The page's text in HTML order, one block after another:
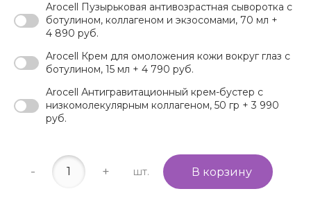
Arocell Пузырьковая антивозрастная сыворотка с
ботулином, коллагеном и экзосомами, 70 мл +
4 890 руб.
Arocell Крем для омоложения кожи вокруг глаз с
ботулином, 15 мл + 4 790 руб.
Arocell Антигравитационный крем-бустер с
низкомолекулярным коллагеном, 50 гр + 3 990
руб.
- + шт. В корзину